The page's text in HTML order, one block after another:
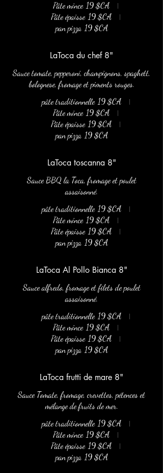
Pâte mince 19 $CA
Pâte épaisse 19 $CA
pan pizza 19 $CA
LaToca du chef 8"
Sauce tomate, pepperoni, champignons, spaghett,
bolognese, fromage et piments rouges.
pâte traditionnelle 19 $CA
Pâte mince 19 $CA
Pâte épaisse 19 $CA
pan pizza 19 $CA
LaToca toscanna 8"
Sauce BBQ la Toca, fromage et poulet
assaisonné.
pâte traditionnelle 19 $CA
Pâte mince 19 $CA
Pâte épaisse 19 $CA
pan pizza 19 $CA
LaToca Al Pollo Bianca 8"
Sauce alfredo, fromage et filets de poulet
assaisonné.
pâte traditionnelle 19 $CA
Pâte mince 19 $CA
Pâte épaisse 19 $CA
pan pizza 19 $CA
LaToca frutti de mare 8"
Sauce Tomate, fromage, crevettes, pétences et
mélange de fruits de mer.
pâte traditionnelle 19 $CA
Pâte mince 19 $CA
Pâte épaisse 19 $CA
pan pizza 19 $CA